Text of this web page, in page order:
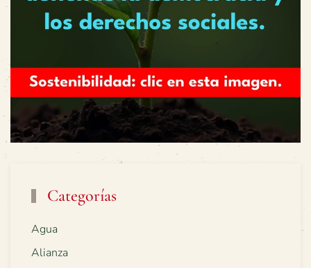
Categorías
Agua
Alianza